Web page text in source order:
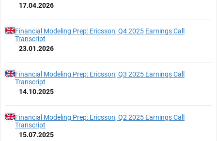
17.04.2026
Financial Modeling Prep: Ericsson, Q4 2025 Earnings Call
Transcript
23.01.2026
Financial Modeling Prep: Ericsson, Q3 2025 Earnings Call
Transcript
14.10.2025
Financial Modeling Prep: Ericsson, Q2 2025 Earnings Call
Transcript
15.07.2025